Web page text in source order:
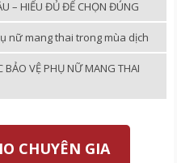
– HIỂU ĐỦ ĐỂ CHỌN ĐÚNG
nữ mang thai trong mùa dịch
VỆ PHỤ NỮ MANG THAI
CHUYÊN GIA